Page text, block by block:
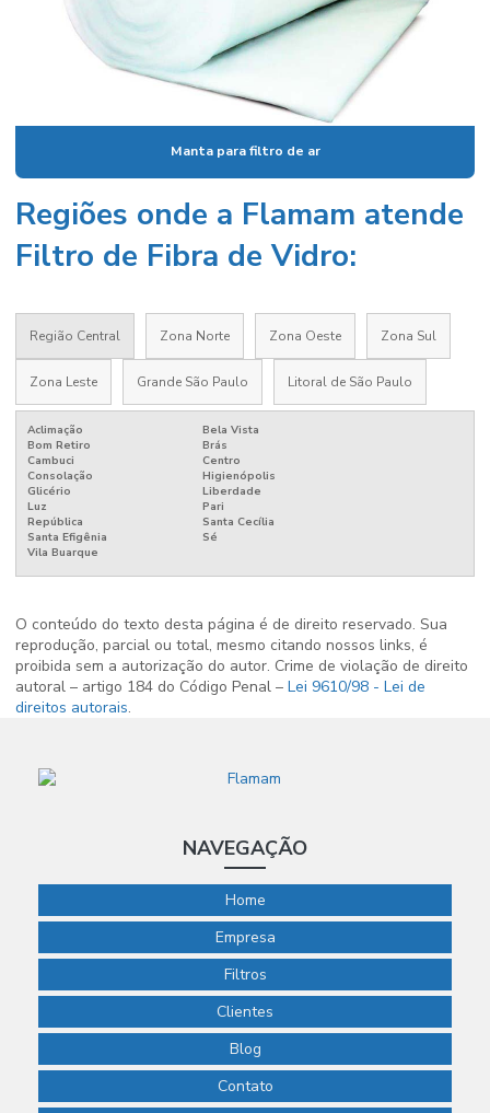
Manta para filtro de ar
Regiões onde a Flamam atende
Filtro de Fibra de Vidro:
Região Central Zona Norte Zona Oeste Zona Sul
Zona Leste Grande São Paulo Litoral de São Paulo
Aclimação
Bela Vista
Bom Retiro
Brás
Cambuci
Centro
Consolação
Higienópolis
Glicério
Liberdade
Luz
Pari
República
Santa Cecília
Santa Efigênia
Sé
Vila Buarque
O conteúdo do texto desta página é de direito reservado. Sua
reprodução, parcial ou total, mesmo citando nossos links, é
proibida sem a autorização do autor. Crime de violação de direito
autoral – artigo 184 do Código Penal – Lei 9610/98 - Lei de
direitos autorais.
NAVEGAÇÃO
Home
Empresa
Filtros
Clientes
Blog
Contato